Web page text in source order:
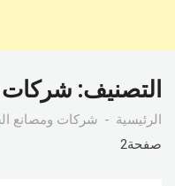
التصنيف: شركات
الرئيسية شركات ومصانع
صفحة2